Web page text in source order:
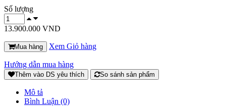
Số lượng
13.900.000 VND
Mua hàng Xem Giỏ hàng
Hướng dẫn mua hàng
Thêm vào DS yêu thích So sánh sản phẩm
Mô tả
Bình Luận (0)